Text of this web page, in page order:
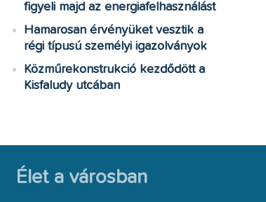
figyeli majd az energiafelhasználást
Hamarosan érvényüket vesztik a
régi típusú személyi igazolványok
Közműrekonstrukció kezdődött a
Kisfaludy utcában
Élet a városban